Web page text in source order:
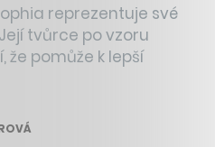
reprezentuje své
tvůrce po vzoru
pomůže k lepší